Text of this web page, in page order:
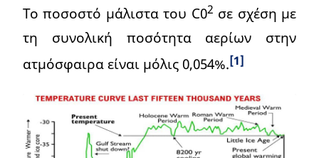
Το ποσοστό μάλιστα του C02 σε σχέση με
τη συνολική ποσότητα αερίων στην
ατμόσφαιρα είναι μόλις 0,054%.[1]